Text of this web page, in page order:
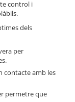
control i
dels
per
contacte amb les
permetre que